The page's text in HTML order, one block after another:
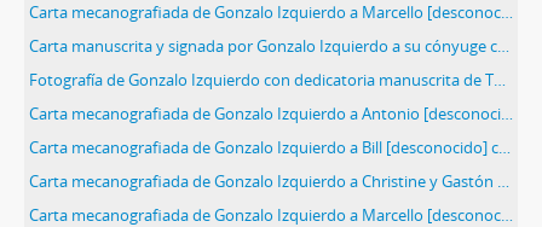
Carta mecanografiada de Gonzalo Izquierdo a Marcello [desconocido] con motivo de entregar un análisis de la situación social, histórica y política en Chile
Carta manuscrita y signada por Gonzalo Izquierdo a su cónyuge con motivo de entregar noticias relativas a su vida privada
Fotografía de Gonzalo Izquierdo con dedicatoria manuscrita de Teruca Silva Jaraquemada
Carta mecanografiada de Gonzalo Izquierdo a Antonio [desconocido] con motivo de entregar un análisis de la situación social, histórica y política en Chile
Carta mecanografiada de Gonzalo Izquierdo a Bill [desconocido] con motivo de entregar un análisis de la situación social, histórica y política en Chile
Carta mecanografiada de Gonzalo Izquierdo a Christine y Gastón [desconocidos] con motivo de entregar un análisis de la situación social, histórica y política en Chile
Carta mecanografiada de Gonzalo Izquierdo a Marcello [desconocido] con motivo de entregar un análisis de la situación social, histórica y política en Chile